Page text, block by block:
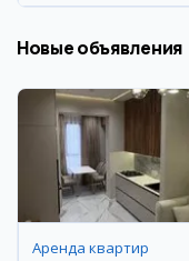
Новые объявления
Аренда квартир